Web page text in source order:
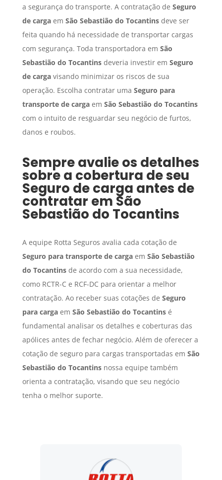
a segurança do transporte. A contratação de Seguro
de cargaem São Sebastião do Tocantinsdeve ser
feita quando há necessidade de transportar cargas
com segurança. Toda transportadora em São
Sebastião do Tocantinsdeveria investir em Seguro
de cargavisando minimizar os riscos de sua
operação. Escolha contratar uma Seguro para
transporte de cargaem São Sebastião do Tocantins
com o intuito de resguardar seu negócio de furtos,
danos e roubos.
Sempre avalie os detalhes
sobre a cobertura de seu
Seguro de carga antes de
contratar em São
Sebastião do Tocantins
A equipe Rotta Seguros avalia cada cotação de
Seguro para transporte de cargaem São Sebastião
do Tocantinsde acordo com a sua necessidade,
como RCTR-C e RCF-DC para orientar a melhor
contratação. Ao receber suas cotações de Seguro
para cargaem São Sebastião do Tocantinsé
fundamental analisar os detalhes e coberturas das
apólices antes de fechar negócio. Além de oferecer a
cotação de seguro para cargas transportadas em São
Sebastião do Tocantinsnossa equipe também
orienta a contratação, visando que seu negócio
tenha o melhor suporte.